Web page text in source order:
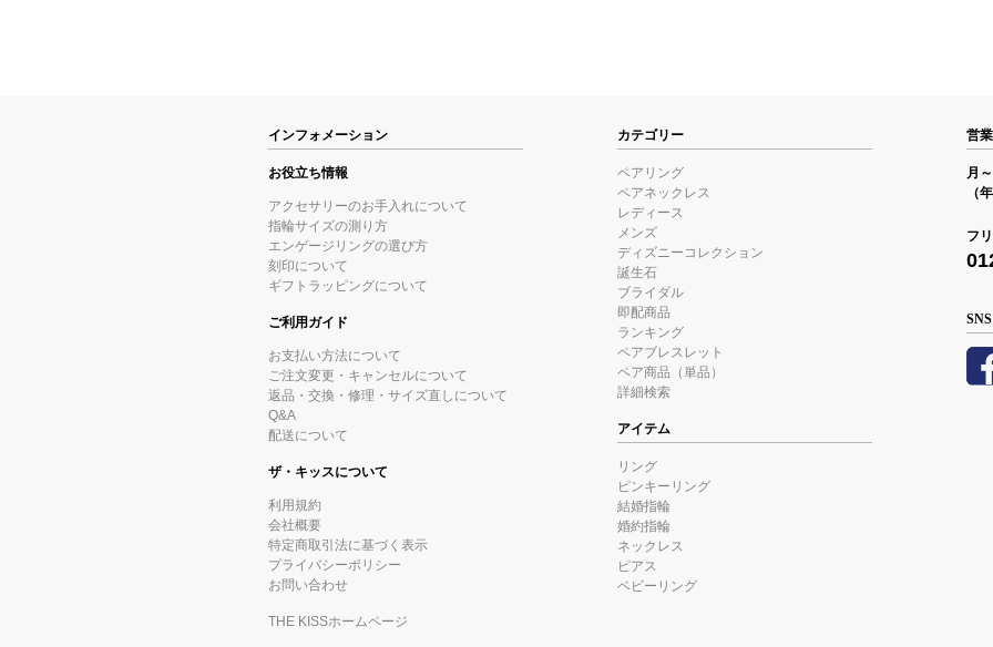
インフォメーション
お役立ち情報
アクセサリーのお手入れについて
指輪サイズの測り方
エンゲージリングの選び方
刻印について
ギフトラッピングについて
ご利用ガイド
お支払い方法について
ご注文変更・キャンセルについて
返品・交換・修理・サイズ直しについて
Q&A
配送について
ザ・キッスについて
利用規約
会社概要
特定商取引法に基づく表示
プライバシーポリシー
お問い合わせ
THE KISSホームページ
カテゴリー
ペアリング
ペアネックレス
レディース
メンズ
ディズニーコレクション
誕生石
ブライダル
即配商品
ランキング
ペアブレスレット
ペア商品（単品）
詳細検索
アイテム
リング
ピンキーリング
結婚指輪
婚約指輪
ネックレス
ピアス
ベビーリング
営
月
（
フ
SNS